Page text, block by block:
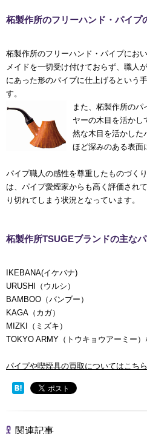
柘製作所のフリーハンド・パイプ
柘製作所のフリーハンド・パイプにお
メイドを一切受け付けておらず、職人
にあった形のパイプに仕上げるという
す。
また、柘製作所のパ
ヤーの木目を活かし
然な木目を活かした
ほど深みのある表面
パイプ職人の感性を尊重したものづく
は、パイプ愛煙家からも高く評価され
り切れてしまう状況となっています。
柘製作所TSUGEブランドの主な
IKEBANA(イケバナ)
URUSHI（ウルシ）
BAMBOO（バンブー）
KAGA（カガ）
MIZKI（ミズキ）
TOKYO ARMY（トウキョウアーミー）
パイプや喫煙具の買取についてはこちら
関連記事